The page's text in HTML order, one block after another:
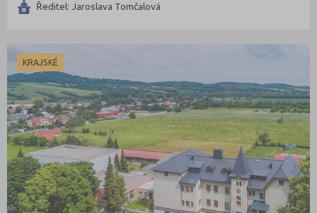
Ředitel: Jaroslava Tomčalová
KRAJSKÉ